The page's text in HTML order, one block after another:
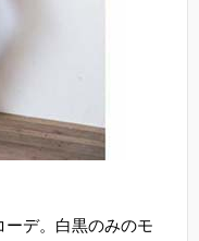
ーデ。白黒のみのモ